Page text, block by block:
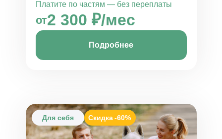
Платите по частям — без переплаты
от2 300 ₽/мес
Подробнее
Для себя Скидка -60%